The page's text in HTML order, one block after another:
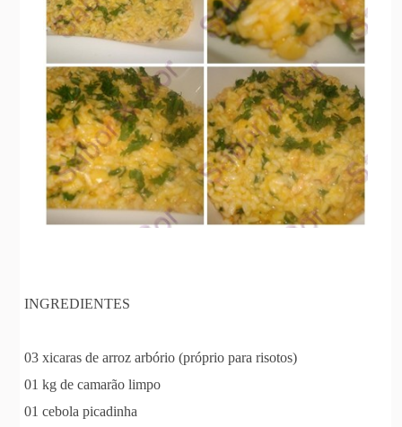
INGREDIENTES
03 xicaras de arroz arbório (próprio para risotos)
01 kg de camarão limpo
01 cebola picadinha